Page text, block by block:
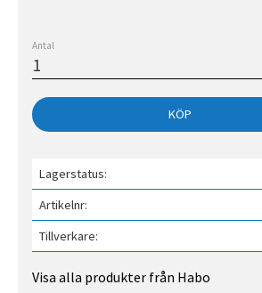
Antal
KÖP
Lagerstatus
Artikelnr
Tillverkare
Visa alla produkter från Habo